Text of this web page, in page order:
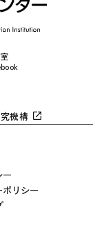
機構
リシー